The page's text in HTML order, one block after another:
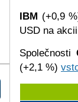
IBM (+0,9
USD na
Společnosti
(+2,1 %)